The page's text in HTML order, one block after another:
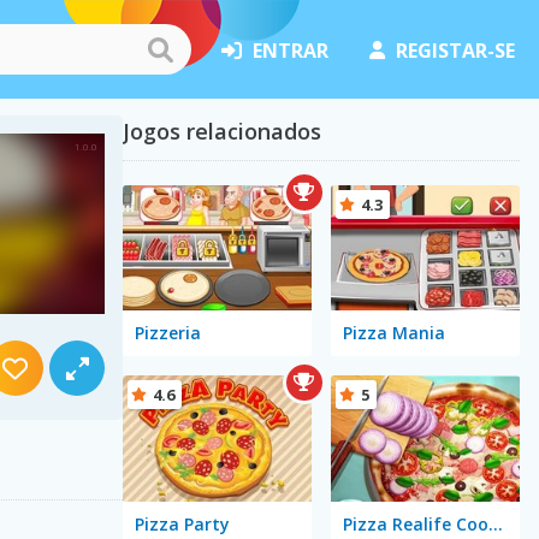
ENTRAR REGISTAR-SE
Jogos relacionados
Pizzeria Pizza Mania
4.3
Pizza Party
4.6
Pizza Realife Cooking
5